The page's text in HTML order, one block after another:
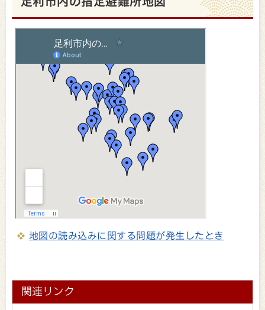
地図の読み込みに関する問題が発生したとき
関連リンク